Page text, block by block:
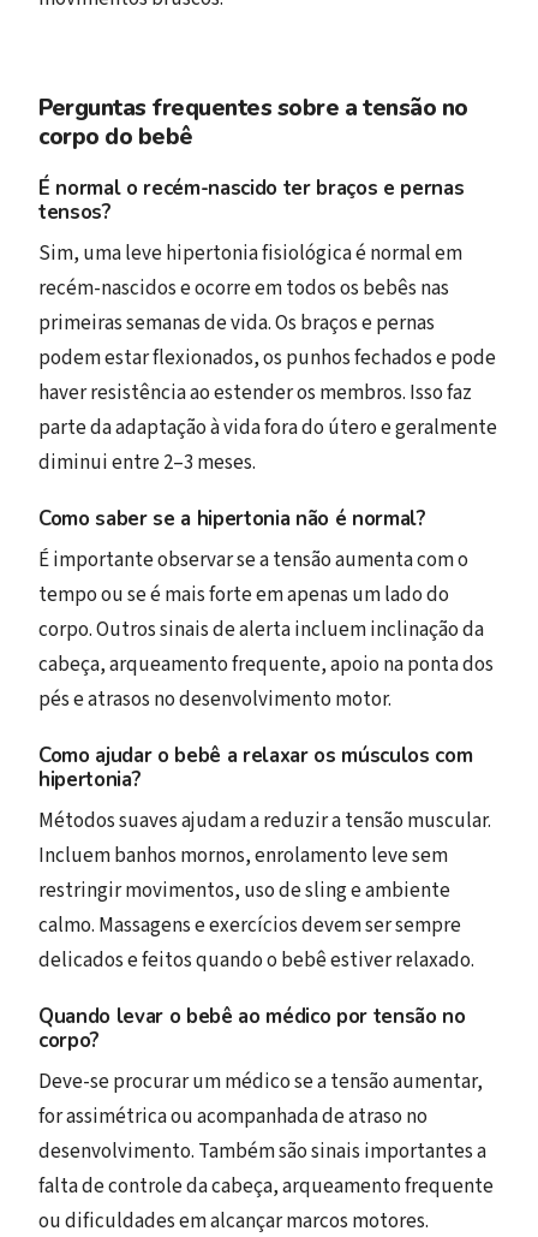
Perguntas frequentes sobre a tensão no
corpo do bebê
É normal o recém-nascido ter braços e pernas
tensos?
Sim, uma leve hipertonia fisiológica é normal em
recém-nascidos e ocorre em todos os bebês nas
primeiras semanas de vida. Os braços e pernas
podem estar flexionados, os punhos fechados e pode
haver resistência ao estender os membros. Isso faz
parte da adaptação à vida fora do útero e geralmente
diminui entre 2–3 meses.
Como saber se a hipertonia não é normal?
É importante observar se a tensão aumenta com o
tempo ou se é mais forte em apenas um lado do
corpo. Outros sinais de alerta incluem inclinação da
cabeça, arqueamento frequente, apoio na ponta dos
pés e atrasos no desenvolvimento motor.
Como ajudar o bebê a relaxar os músculos com
hipertonia?
Métodos suaves ajudam a reduzir a tensão muscular.
Incluem banhos mornos, enrolamento leve sem
restringir movimentos, uso de sling e ambiente
calmo. Massagens e exercícios devem ser sempre
delicados e feitos quando o bebê estiver relaxado.
Quando levar o bebê ao médico por tensão no
corpo?
Deve-se procurar um médico se a tensão aumentar,
for assimétrica ou acompanhada de atraso no
desenvolvimento. Também são sinais importantes a
falta de controle da cabeça, arqueamento frequente
ou dificuldades em alcançar marcos motores.